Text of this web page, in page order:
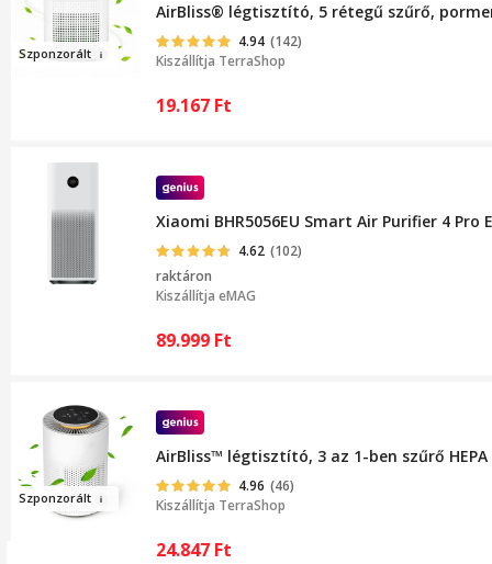
Szponzorált
AirBliss® légtisztító, 5 rétegű szűrő,
4.94 (142)
Kiszállítja TerraShop
19.167 Ft
Xiaomi BHR5056EU Smart Air Purifier 4
4.62 (102)
raktáron
Kiszállítja eMAG
89.999 Ft
Szponzorált
AirBliss™ légtisztító, 3 az 1-ben szűrő
4.96 (46)
Kiszállítja TerraShop
24.847 Ft